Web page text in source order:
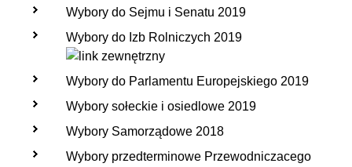
Wybory do Sejmu i Senatu 2019
Wybory do Izb Rolniczych 2019
Wybory do Parlamentu Europejskiego 2019
Wybory sołeckie i osiedlowe 2019
Wybory Samorządowe 2018
Wybory przedterminowe Przewodniczacego